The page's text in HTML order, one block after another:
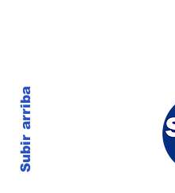
Subir arriba